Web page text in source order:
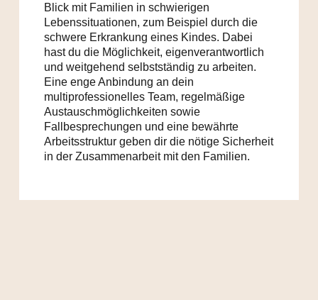
Blick mit Familien in schwierigen
Lebenssituationen, zum Beispiel durch die
schwere Erkrankung eines Kindes. Dabei
hast du die Möglichkeit, eigenverantwortlich
und weitgehend selbstständig zu arbeiten.
Eine enge Anbindung an dein
multiprofessionelles Team, regelmäßige
Austauschmöglichkeiten sowie
Fallbesprechungen und eine bewährte
Arbeitsstruktur geben dir die nötige Sicherheit
in der Zusammenarbeit mit den Familien.